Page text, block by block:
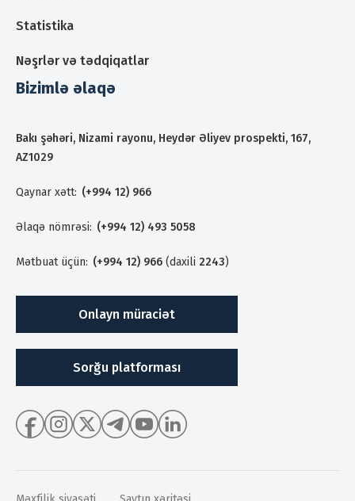
Statistika
Nəşrlər və tədqiqatlar
Bizimlə əlaqə
Bakı şəhəri, Nizami rayonu, Heydər Əliyev prospekti, 167,
AZ1029
Qaynar xətt: (+994 12) 966
Əlaqə nömrəsi: (+994 12) 493 5058
Mətbuat üçün: (+994 12) 966 (daxili 2243)
Onlayn müraciət
Sorğu platforması